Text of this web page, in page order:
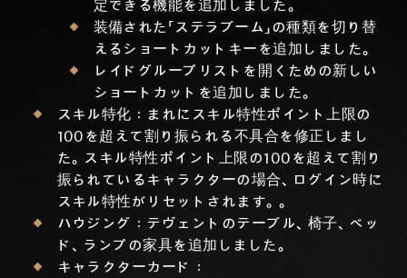
定できる機能を追加しました。
装備された「ステラブーム」の種類を切り替
えるショートカットキーを追加しました。
レイドグループリストを開くための新しい
ショートカットを追加しました。
スキル特化：まれにスキル特性ポイント上限の
100を超えて割り振られる不具合を修正しまし
た。スキル特性ポイント上限の100を超えて割り
振られているキャラクターの場合、ログイン時に
スキル特性がリセットされます。。
ハウジング：テヴェントのテーブル、椅子、ベッ
ド、ランプの家具を追加しました。
キャラクターカード：